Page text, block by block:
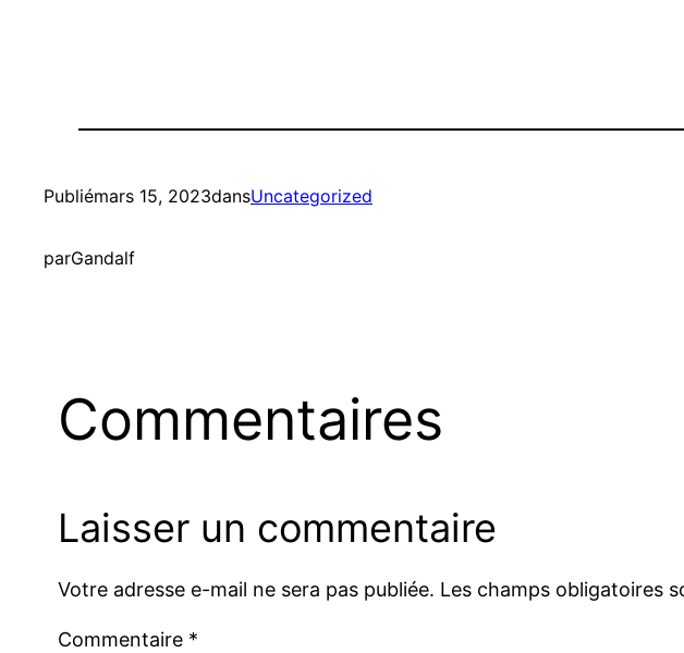
Publiémars 15, 2023dansUncategorized
parGandalf
Commentaires
Laisser un commentaire
Votre adresse e-mail ne sera pas publiée. Les champs obligatoires
Commentaire *